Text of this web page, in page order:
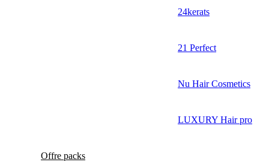
24kerats
21 Perfect
Nu Hair Cosmetics
LUXURY Hair pro
Offre packs